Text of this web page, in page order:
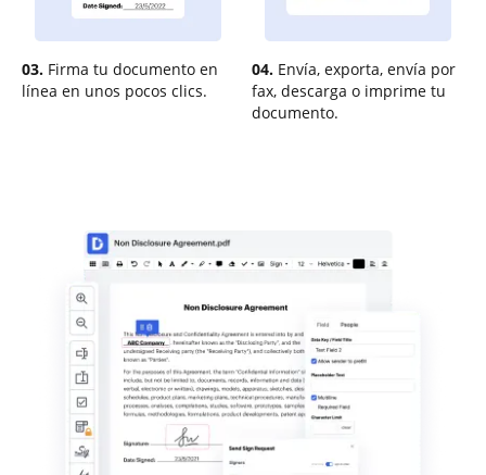
03. Firma tu documento en
línea en unos pocos clics.
04. Envía, exporta, envía por
fax, descarga o imprime tu
documento.